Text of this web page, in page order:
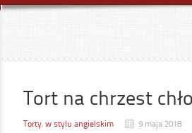
Tort na chrzest
Torty, w stylu angielskim 9 maja 2018